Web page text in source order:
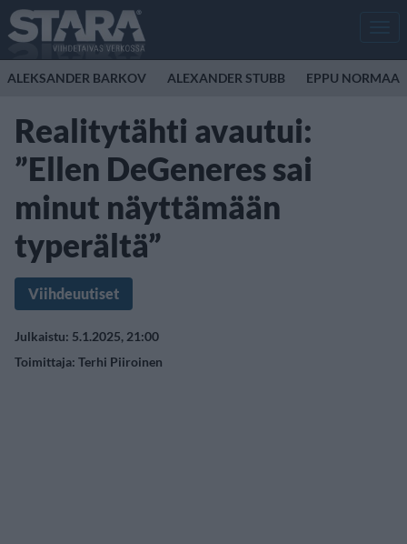
ALEKSANDER BARKOV ALEXANDER STUBB EPPU
Realitytähti avautui:
”Ellen DeGeneres sai
minut näyttämään
typerältä”
Viihdeuutiset
Julkaistu: 5.1.2025, 21:00
Toimittaja: Terhi Piiroinen